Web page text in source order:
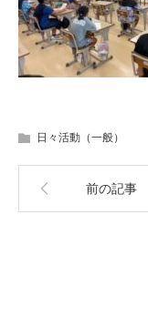
日々活動（一般）
前の記事